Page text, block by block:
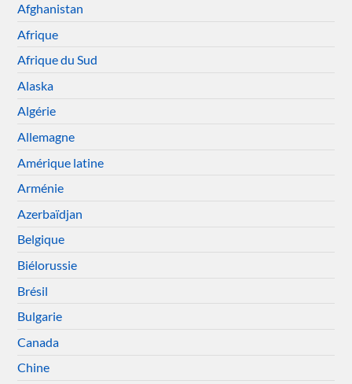
Afghanistan
Afrique
Afrique du Sud
Alaska
Algérie
Allemagne
Amérique latine
Arménie
Azerbaïdjan
Belgique
Biélorussie
Brésil
Bulgarie
Canada
Chine